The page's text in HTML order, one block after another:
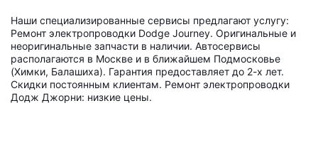
Наши специализированные сервисы предлагают услугу:
Ремонт электропроводки Dodge Journey. Оригинальные и
неоригинальные запчасти в наличии. Автосервисы
располагаются в Москве и в ближайшем Подмосковье
(Химки, Балашиха). Гарантия предоставляет до 2-х лет.
Скидки постоянным клиентам. Ремонт электропроводки
Додж Джорни: низкие цены.